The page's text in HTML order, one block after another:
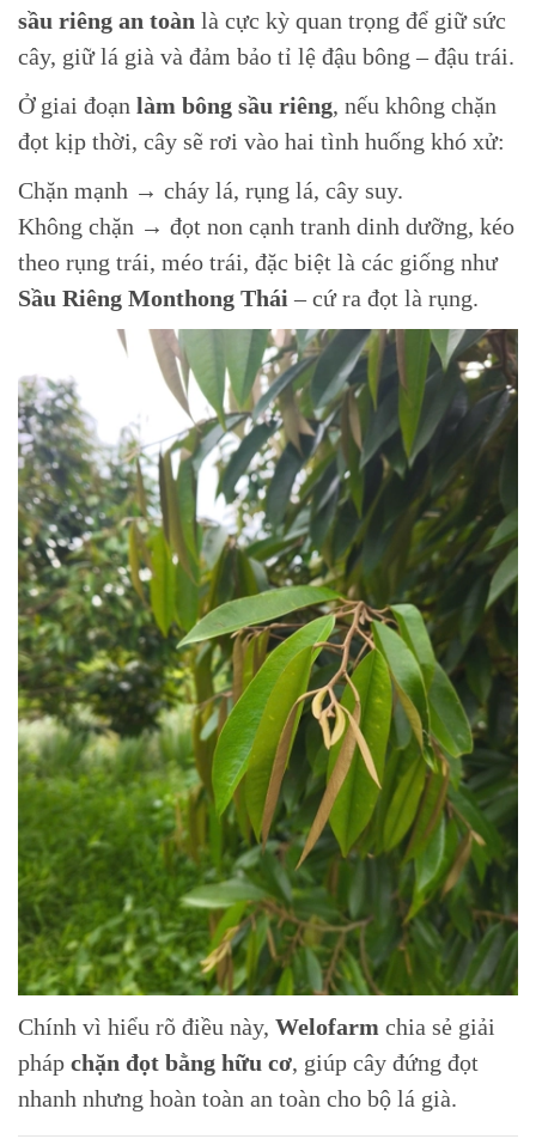
sầu riêng an toàn là cực kỳ quan trọng để giữ sức
cây, giữ lá già và đảm bảo tỉ lệ đậu bông – đậu trái.
Ở giai đoạn làm bông sầu riêng, nếu không chặn
đọt kịp thời, cây sẽ rơi vào hai tình huống khó xử:
Chặn mạnh → cháy lá, rụng lá, cây suy.
Không chặn → đọt non cạnh tranh dinh dưỡng, kéo
theo rụng trái, méo trái, đặc biệt là các giống như
Sầu Riêng Monthong Thái – cứ ra đọt là rụng.
Chính vì hiểu rõ điều này, Welofarm chia sẻ giải
pháp chặn đọt bằng hữu cơ, giúp cây đứng đọt
nhanh nhưng hoàn toàn an toàn cho bộ lá già.